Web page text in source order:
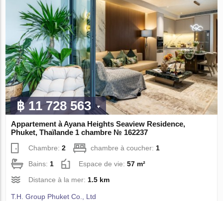
฿ 11 728 563
Appartement à Ayana Heights Seaview Residence,
Phuket, Thaïlande 1 chambre № 162237
Chambre:2 chambre à coucher: 1
Bains: 1 Espace de vie:57 m²
Distance à la mer: 1.5 km
T.H. Group Phuket Co., Ltd